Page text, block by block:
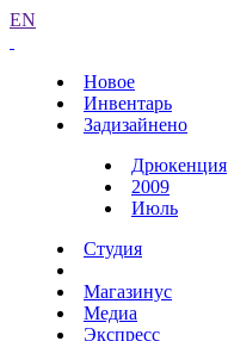
EN
Новое
Инвентарь
Задизайнено
Дрюкенция
2009
Июль
Студия
Магазинус
Медиа
Экспресс